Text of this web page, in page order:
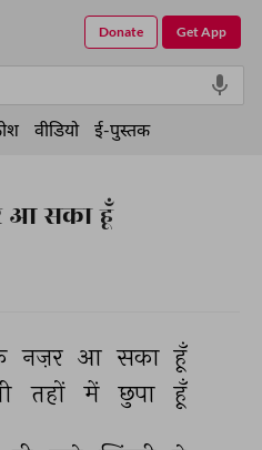
आ सका हूँ
नज़र आ सका हूँ
तहों में छुपा हूँ
Get App
Donate
वीडियो ई-पुस्तक